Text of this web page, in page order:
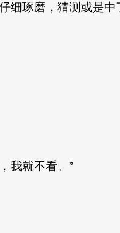
琢磨，猜测或是中
我就不看。”